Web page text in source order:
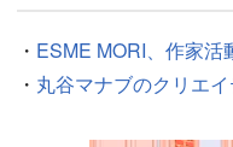
・ ESME MORI、作家活
・ 丸谷マナブのクリエ